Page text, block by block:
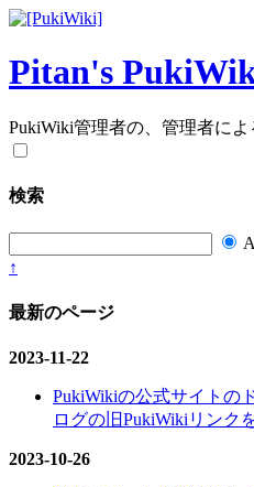
Pitan's
PukiWiki管理者の、管理者に
検索
↑
最新のページ
2023-11-22
PukiWikiの公式サイトの
ログの旧PukiWikiリンク
2023-10-26